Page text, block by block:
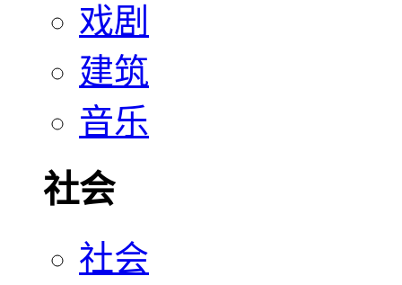
戏剧
建筑
音乐
社会
社会